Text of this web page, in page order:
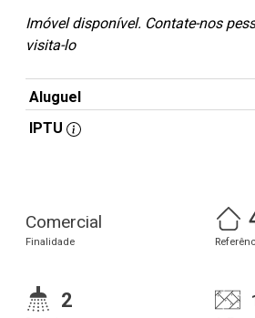
Imóvel disponível. Contate-nos
visita-lo
Aluguel
IPTU
Comercial
Finalidade
2